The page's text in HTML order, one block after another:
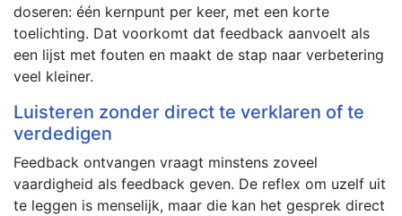
doseren: één kernpunt per keer, met een korte
toelichting. Dat voorkomt dat feedback aanvoelt als
een lijst met fouten en maakt de stap naar verbetering
veel kleiner.
Luisteren zonder direct te verklaren of te
verdedigen
Feedback ontvangen vraagt minstens zoveel
vaardigheid als feedback geven. De reflex om uzelf uit
te leggen is menselijk, maar die kan het gesprek direct